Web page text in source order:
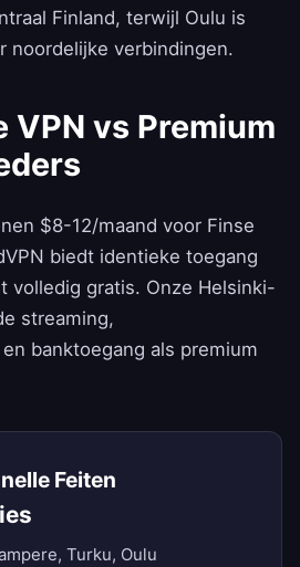
Finland, terwijl Oulu is
noordelijke verbindingen.
VPN vs Premium
$8-12/maand voor Finse
biedt identieke toegang
volledig gratis. Onze Helsinki-
streaming,
banktoegang als premium
Feiten
Turku, Oulu